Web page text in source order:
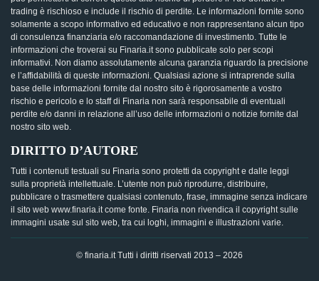
trading è rischioso e include il rischio di perdite. Le informazioni fornite sono
solamente a scopo informativo ed educativo e non rappresentano alcun tipo
di consulenza finanziaria e/o raccomandazione di investimento. Tutte le
informazioni che troverai su Finaria.it sono pubblicate solo per scopi
informativi. Non diamo assolutamente alcuna garanzia riguardo la precisione
e l’affidabilità di queste informazioni. Qualsiasi azione si intraprende sulla
base delle informazioni fornite dal nostro sito è rigorosamente a vostro
rischio e pericolo e lo staff di Finaria non sarà responsabile di eventuali
perdite e/o danni in relazione all’uso delle informazioni o notizie fornite dal
nostro sito web.
DIRITTO D’AUTORE
Tutti i contenuti testuali su Finaria sono protetti da copyright e dalle leggi
sulla proprietà intellettuale. L’utente non può riprodurre, distribuire,
pubblicare o trasmettere qualsiasi contenuto, frase, immagine senza indicare
il sito web www.finaria.it come fonte. Finaria non rivendica il copyright sulle
immagini usate sul sito web, tra cui loghi, immagini e illustrazioni varie.
© finaria.it Tutti i diritti riservati 2013 – 2026